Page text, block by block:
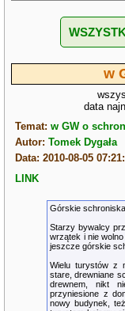
w
data
Temat:w GW o
Autor:Tomek Dygała
Data: 2010-08-05
LINK
Górskie
Starzy bywalcy
wrzątek i nie
jeszcze górskie
Wielu turystów z
stare, drewniane
drewnem, nikt
przyniesione z
nowy budynek,